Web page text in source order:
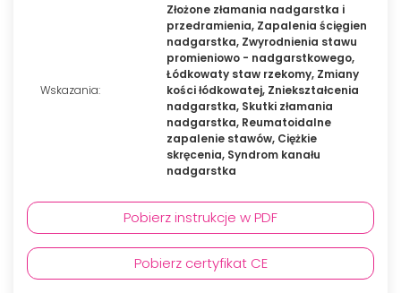
Wskazania:
Złożone złamania nadgarstka i
przedramienia, Zapalenia ścięgien
nadgarstka, Zwyrodnienia stawu
promieniowo - nadgarstkowego,
Łódkowaty staw rzekomy, Zmiany
kości łódkowatej, Zniekształcenia
nadgarstka, Skutki złamania
nadgarstka, Reumatoidalne
zapalenie stawów, Ciężkie
skręcenia, Syndrom kanału
nadgarstka
Pobierz instrukcje w PDF
Pobierz certyfikat CE